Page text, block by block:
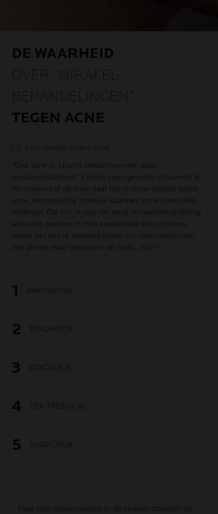
DE WAARHEID
OVER "MIRAKEL-
BEHANDELINGEN"
TEGEN ACNE
2 min leestijd | 03 april 2024
"Doe acne in 1 nacht verdwijnen met deze
wondermiddeltjes!" Enkele jaren geleden schuimde ik
het internet af op zoek naar het ultieme middel tegen
acne, de magische formule waarmee acne in een wip
verdwijnt. Dat het recept van deze mirakelbehandeling
wel eens gewoon in mijn keukenkast kon schuilen,
maakt het des te aantrekkelijker. En natuurproducten
zijn alleen maar goed voor de huid... toch?
BAKPOEDER
TANDPASTA
KOKOSOLIE
TEA TREE OLIE
SUDOCREM
Maar mijn experimenten in de keuken draaiden uit